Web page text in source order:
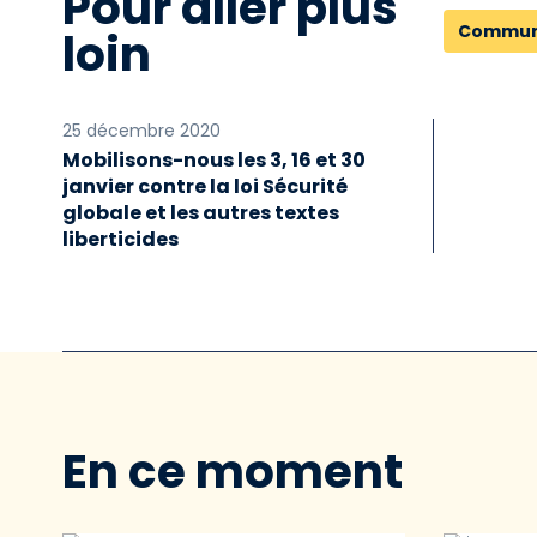
loin
25 décembre 2020
Mobilisons-nous les 3, 16 et 30
janvier contre la loi Sécurité
globale et les autres textes
liberticides
En ce moment